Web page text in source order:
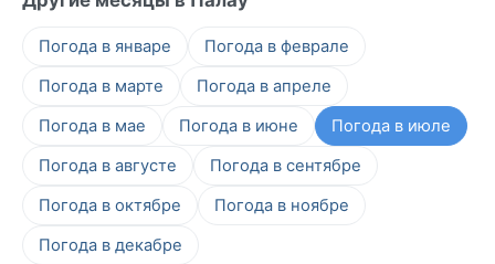
Погода в январе
Погода в феврале
Погода в марте
Погода в апреле
Погода в мае
Погода в июне
Погода в июле
Погода в августе
Погода в сентябре
Погода в октябре
Погода в ноябре
Погода в декабре